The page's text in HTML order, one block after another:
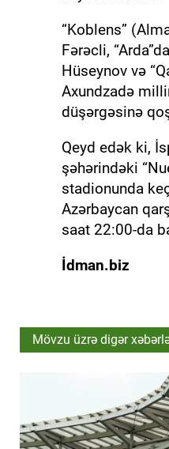
“Koblens”
Fərəcli,
Hüseynov və
Axundzadə
düşərgəsinə
Qeyd edək ki,
şəhərindəki
stadionunda
Azərbaycan
saat 22:00-da
İdman.biz
Mövzu üzrə digər